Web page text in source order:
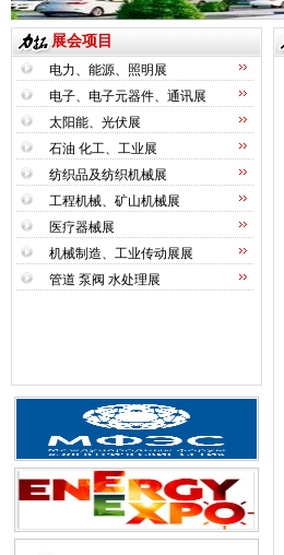
展会项目
电力、能源、照明展
电子、电子元器件、通讯展
太阳能、光伏展
石油 化工、工业展
纺织品及纺织机械展
工程机械、矿山机械展
医疗器械展
机械制造、工业传动展展
管道 泵阀 水处理展